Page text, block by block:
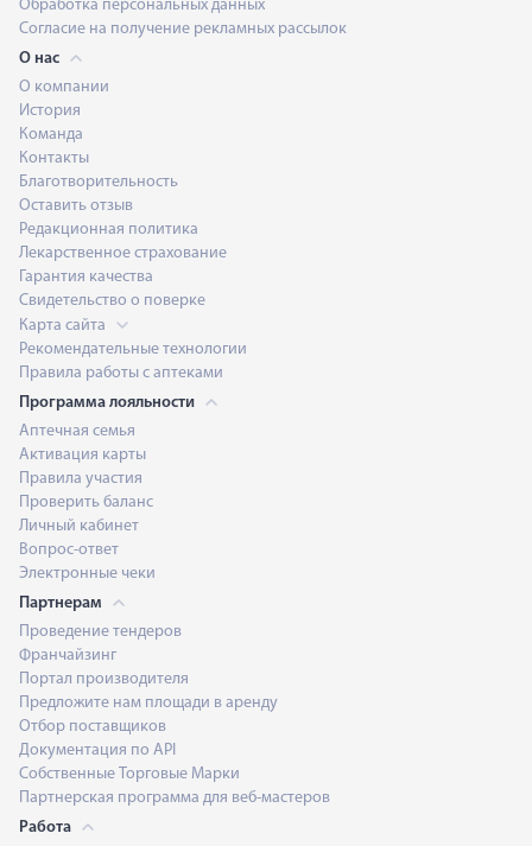
Обработка персональных данных
Согласие на получение рекламных рассылок
О нас
О компании
История
Команда
Контакты
Благотворительность
Оставить отзыв
Редакционная политика
Лекарственное страхование
Гарантия качества
Свидетельство о поверке
Карта сайта
Рекомендательные технологии
Правила работы с аптеками
Программа лояльности
Аптечная семья
Активация карты
Правила участия
Проверить баланс
Личный кабинет
Вопрос-ответ
Электронные чеки
Партнерам
Проведение тендеров
Франчайзинг
Портал производителя
Предложите нам площади в аренду
Отбор поставщиков
Документация по API
Собственные Торговые Марки
Партнерская программа для веб-мастеров
Работа